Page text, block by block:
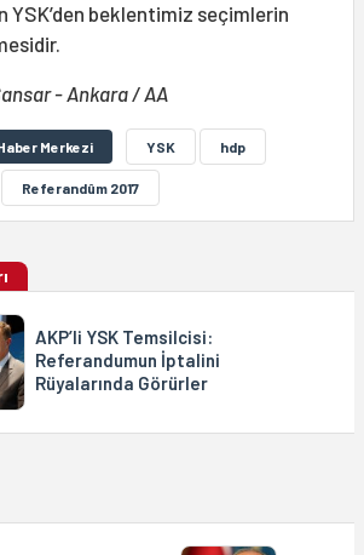
YSK’den beklentimiz seçimlerin
- Ankara / AA
Merkezi YSK hdp
Referandûm 2017
AKP’li YSK Temsilcisi:
Referandumun İptalini
Rüyalarında Görürler